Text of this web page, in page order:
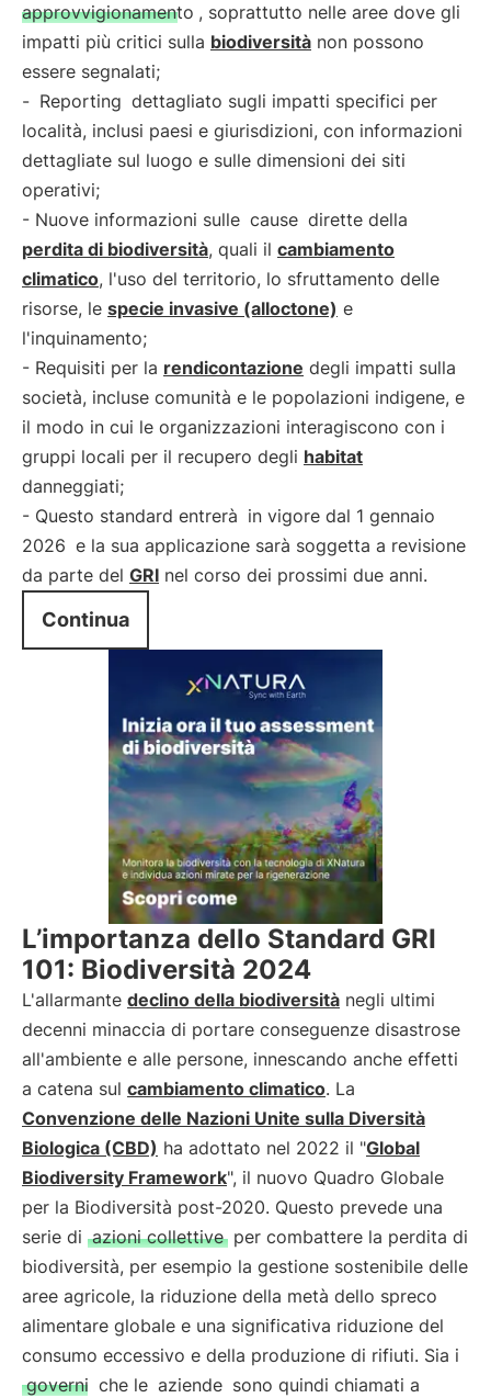
approvvigionamento , soprattutto nelle aree dove gli
impatti più critici sulla biodiversità non possono
essere segnalati;
- Reporting dettagliato sugli impatti specifici per
località, inclusi paesi e giurisdizioni, con informazioni
dettagliate sul luogo e sulle dimensioni dei siti
operativi;
- Nuove informazioni sulle cause dirette della
perdita di biodiversità, quali il cambiamento
climatico, l'uso del territorio, lo sfruttamento delle
risorse, le specie invasive (alloctone) e
l'inquinamento;
- Requisiti per la rendicontazione degli impatti sulla
società, incluse comunità e le popolazioni indigene, e
il modo in cui le organizzazioni interagiscono con i
gruppi locali per il recupero degli habitat
danneggiati;
- Questo standard entrerà in vigore dal 1 gennaio
2026 e la sua applicazione sarà soggetta a revisione
da parte del GRI nel corso dei prossimi due anni.
Continua
L’importanza dello Standard GRI
101: Biodiversità 2024
L'allarmante declino della biodiversità negli ultimi
decenni minaccia di portare conseguenze disastrose
all'ambiente e alle persone, innescando anche effetti
a catena sul cambiamento climatico. La
Convenzione delle Nazioni Unite sulla Diversità
Biologica (CBD) ha adottato nel 2022 il "Global
Biodiversity Framework", il nuovo Quadro Globale
per la Biodiversità post-2020. Questo prevede una
serie di azioni collettive per combattere la perdita di
biodiversità, per esempio la gestione sostenibile delle
aree agricole, la riduzione della metà dello spreco
alimentare globale e una significativa riduzione del
consumo eccessivo e della produzione di rifiuti. Sia i
governi che le aziende sono quindi chiamati a